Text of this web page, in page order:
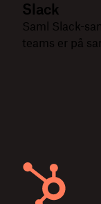
Slack
Saml Slack-
teams er på